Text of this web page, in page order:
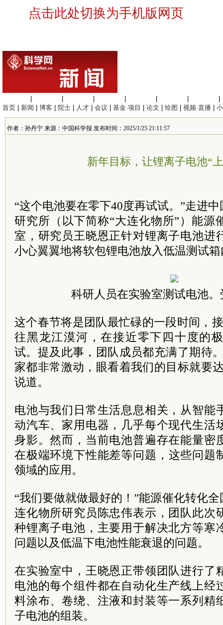
点击此处切换为手机版网页
首页
新闻 博客 院士 人才 会议 基金·项目 论文 绘图 视频·直播
作者：孙丹宁 来源：中国科学报 发布时间：2025/1/25 21:11:57
新年目标，让锂离子电池“
“这个电池要在零下40度再试试。”走进中
研究所（以下简称“大连化物所”）能源
室，研究员王晓恩正针对锂离子电池进
小心翼翼地将软包锂电池放入低温测试
科研人员在实验室测试电池
这个春节将是团队最忙碌的一段时间，
往黑龙江漠河，在接近零下四十度的
试。提及此事，团队成员都充满了期待
家都非常激动，眼看着我们的目标就要
说道。
电池与我们日常生活息息相关，从智能
动汽车、家用电器，几乎每个现代生活
身影。然而，当前电池普遍存在能量密
在极端环境下性能差等问题，这些问题
领域的应用。
“我们要做就做最好的！”能源催化转化
连化物所研究员陈忠伟表示，团队此次
种锂离子电池，主要用于解决北方等寒
问题以及低温下电池性能衰退的问题。
在实验室中，王晓恩正带领团队进行了
电池的每个组件都在自动化生产线上经
料涂布、卷绕、注液和封装等一系列精
子电池的组装。